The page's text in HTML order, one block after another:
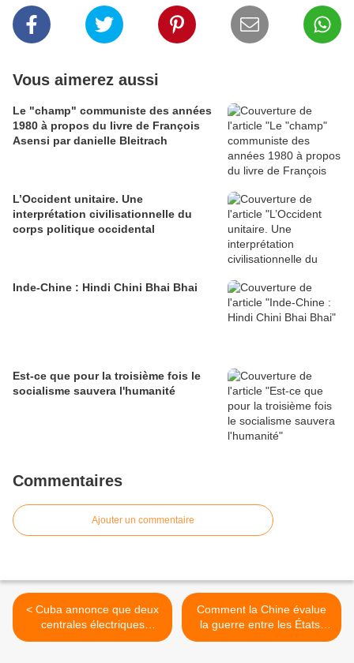
Vous aimerez aussi
Le "champ" communiste des années
1980 à propos du livre de François
Asensi par danielle Bleitrach
L’Occident unitaire. Une
interprétation civilisationnelle du
corps politique occidental
Inde-Chine : Hindi Chini Bhai Bhai
Est-ce que pour la troisième fois le
socialisme sauvera l'humanité
Commentaires
Ajouter un commentaire
< Cuba annonce que deux
centrales électriques
flottantes vont générer 124
Comment la Chine évalue
la guerre entre les États-
Unis et l’Iran >